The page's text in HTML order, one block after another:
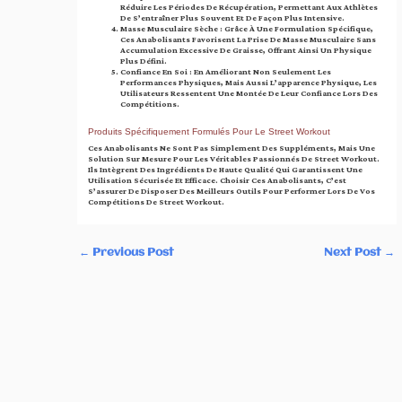
Réduire Les Périodes De Récupération, Permettant Aux Athlètes
De S’entraîner Plus Souvent Et De Façon Plus Intensive.
Masse Musculaire Sèche : Grâce À Une Formulation Spécifique,
Ces Anabolisants Favorisent La Prise De Masse Musculaire Sans
Accumulation Excessive De Graisse, Offrant Ainsi Un Physique
Plus Défini.
Confiance En Soi : En Améliorant Non Seulement Les
Performances Physiques, Mais Aussi L’apparence Physique, Les
Utilisateurs Ressentent Une Montée De Leur Confiance Lors Des
Compétitions.
Produits Spécifiquement Formulés Pour Le Street Workout
Ces Anabolisants Ne Sont Pas Simplement Des Suppléments, Mais Une
Solution Sur Mesure Pour Les Véritables Passionnés De Street Workout.
Ils Intègrent Des Ingrédients De Haute Qualité Qui Garantissent Une
Utilisation Sécurisée Et Efficace. Choisir Ces Anabolisants, C’est
S’assurer De Disposer Des Meilleurs Outils Pour Performer Lors De Vos
Compétitions De Street Workout.
← Previous Post Next Post →